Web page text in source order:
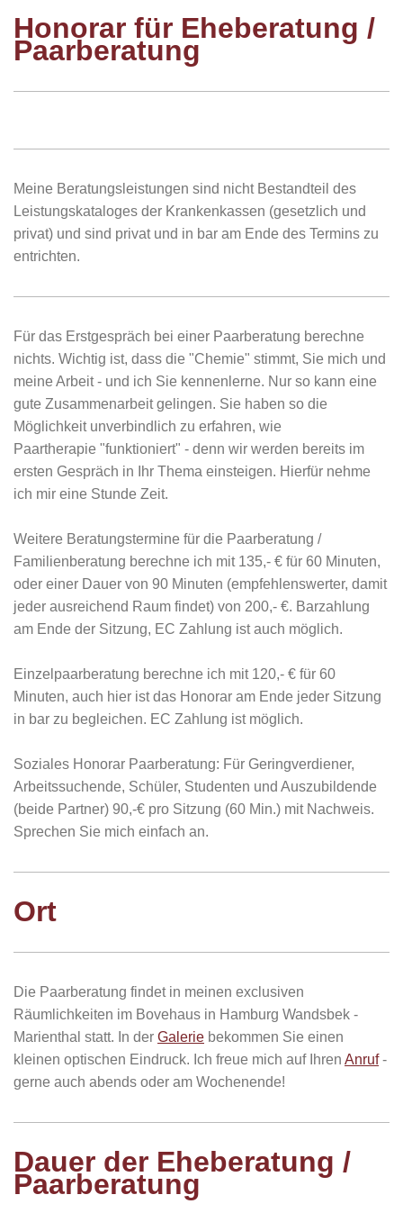
Honorar für Eheberatung /
Paarberatung
Meine Beratungsleistungen sind nicht Bestandteil des
Leistungskataloges der Krankenkassen (gesetzlich und
privat) und sind privat und in bar am Ende des Termins zu
entrichten.
Für das Erstgespräch bei einer Paarberatung berechne
nichts. Wichtig ist, dass die "Chemie" stimmt, Sie mich und
meine Arbeit - und ich Sie kennenlerne. Nur so kann eine
gute Zusammenarbeit gelingen. Sie haben so die
Möglichkeit unverbindlich zu erfahren, wie
Paartherapie "funktioniert" - denn wir werden bereits im
ersten Gespräch in Ihr Thema einsteigen. Hierfür nehme
ich mir eine Stunde Zeit.
Weitere Beratungstermine für die Paarberatung /
Familienberatung berechne ich mit 135,- € für 60 Minuten,
oder einer Dauer von 90 Minuten (empfehlenswerter, damit
jeder ausreichend Raum findet) von 200,- €. Barzahlung
am Ende der Sitzung, EC Zahlung ist auch möglich.
Einzelpaarberatung berechne ich mit 120,- € für 60
Minuten, auch hier ist das Honorar am Ende jeder Sitzung
in bar zu begleichen. EC Zahlung ist möglich.
Soziales Honorar Paarberatung: Für Geringverdiener,
Arbeitssuchende, Schüler, Studenten und Auszubildende
(beide Partner) 90,-€ pro Sitzung (60 Min.) mit Nachweis.
Sprechen Sie mich einfach an.
Ort
Die Paarberatung findet in meinen exclusiven
Räumlichkeiten im Bovehaus in Hamburg Wandsbek -
Marienthal statt. In der Galerie bekommen Sie einen
kleinen optischen Eindruck. Ich freue mich auf Ihren Anruf-
gerne auch abends oder am Wochenende!
Dauer der Eheberatung /
Paarberatung